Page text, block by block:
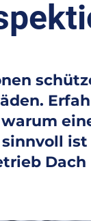
eine
ist –
Dach